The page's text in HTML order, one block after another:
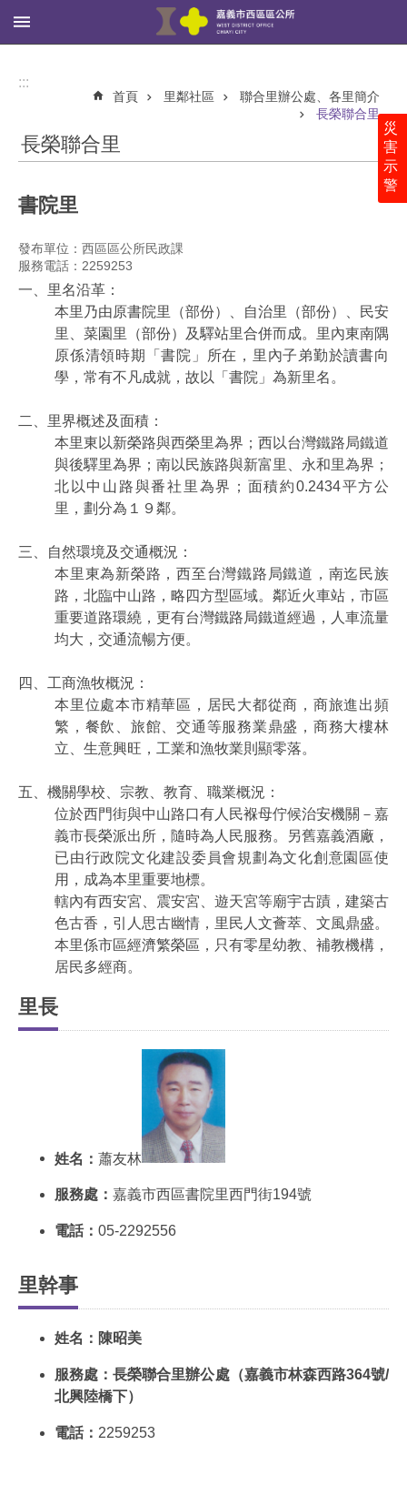
跳到主要內容區塊
搜
區
所
公
政
調
解
員
工
災
害
示
警
:::
首頁 里鄰社區
聯合里辦公處、各里簡介
長榮聯合里
長榮聯合里
書院里
發布單位：西區區公所民政課
服務電話：2259253
一、里名沿革：
本里乃由原書院里（部份）、自治里（部份）、民安
里、菜園里（部份）及驛站里合併而成。里內東南隅
原係清領時期「書院」所在，里內子弟勤於讀書向
學，常有不凡成就，故以「書院」為新里名。
二、里界概述及面積：
本里東以新榮路與西榮里為界；西以台灣鐵路局鐵道
與後驛里為界；南以民族路與新富里、永和里為界；
北以中山路與番社里為界；面積約0.2434平方公
里，劃分為１９鄰。
三、自然環境及交通概況：
本里東為新榮路，西至台灣鐵路局鐵道，南迄民族
路，北臨中山路，略四方型區域。鄰近火車站，市區
重要道路環繞，更有台灣鐵路局鐵道經過，人車流量
均大，交通流暢方便。
四、工商漁牧概況：
本里位處本市精華區，居民大都從商，商旅進出頻
繁，餐飲、旅館、交通等服務業鼎盛，商務大樓林
立、生意興旺，工業和漁牧業則顯零落。
五、機關學校、宗教、教育、職業概況：
位於西門街與中山路口有人民褓母佇候治安機關－嘉
義市長榮派出所，隨時為人民服務。另舊嘉義酒廠，
已由行政院文化建設委員會規劃為文化創意園區使
用，成為本里重要地標。
轄內有西安宮、震安宮、遊天宮等廟宇古蹟，建築古
色古香，引人思古幽情，里民人文薈萃、文風鼎盛。
本里係市區經濟繁榮區，只有零星幼教、補教機構，
居民多經商。
里長
姓名： 蕭友林
服務處： 嘉義市西區書院里西門街194號
電話： 05-2292556
里幹事
姓名：陳昭美
服務處：長榮聯合里辦公處（嘉義市林森西路364號/
北興陸橋下）
電話： 2259253